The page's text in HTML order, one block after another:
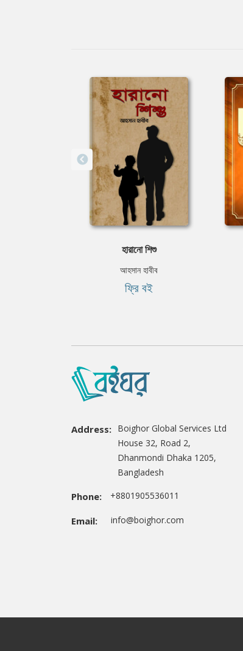
হারানাে শিশু
আহসান হাবীব
ফ্রি বই
Address: Boighor Global Services Ltd
House 32, Road 2,
Dhanmondi Dhaka 1205,
Bangladesh
Phone: +8801905536011
Email: info@boighor.com